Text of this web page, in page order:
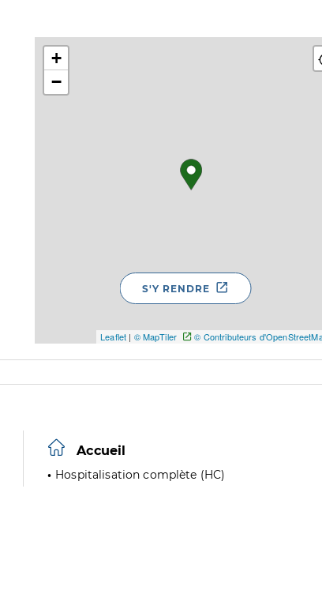
+
−
Leaflet | © MapTiler © Contributeurs
S'Y RENDRE
Accueil
Hospitalisation complète (HC)